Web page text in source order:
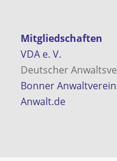
Mitgliedschaften
VDA e. V.
Deutscher
Bonner Anwaltverein
Anwalt.de